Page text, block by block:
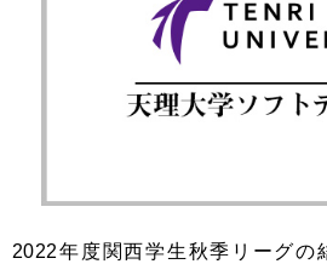
2022年度関西学生秋季リーグの